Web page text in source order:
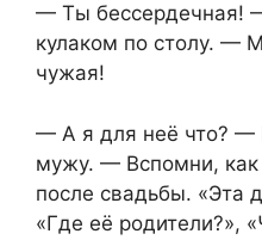
— Ты бессердечная!
кулаком по столу. —
чужая!
— А я для неё что? —
мужу. — Вспомни, как
после свадьбы. «Эта
«Где её родители?»,